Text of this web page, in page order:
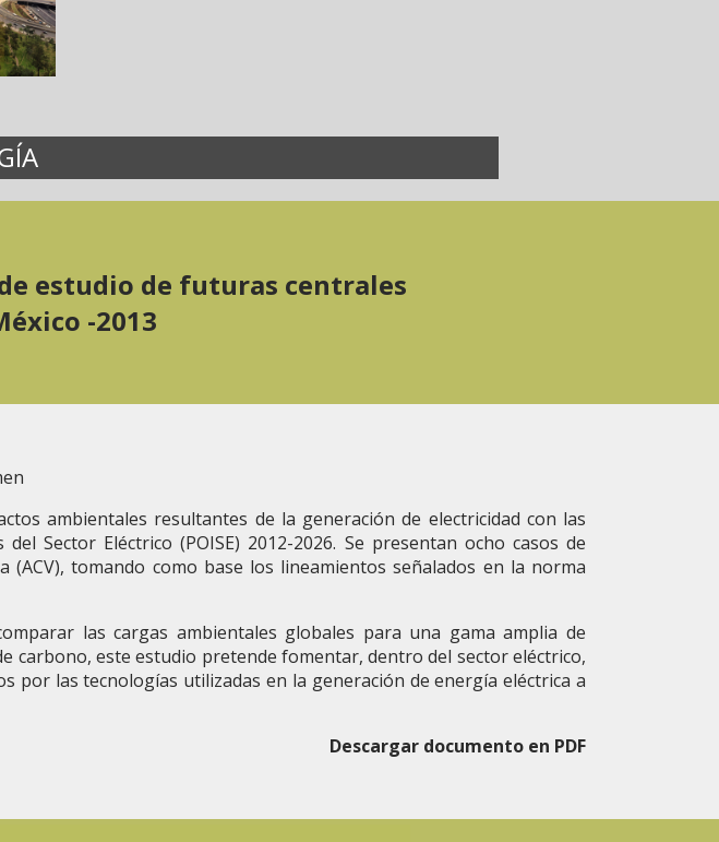
estudio de futuras centrales
-2013
ambientales resultantes de la generación de electricidad con las
Sector Eléctrico (POISE) 2012-2026. Se presentan ocho casos de
tomando como base los lineamientos señalados en la norma
las cargas ambientales globales para una gama amplia de
carbono, este estudio pretende fomentar, dentro del sector eléctrico,
por las tecnologías utilizadas en la generación de energía eléctrica a
Descargar documento en PDF